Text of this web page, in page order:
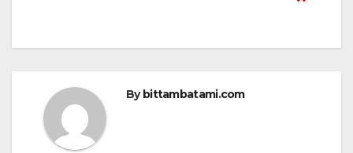
By bittambatami.com